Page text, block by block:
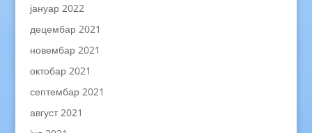
јануар 2022
децембар 2021
новембар 2021
октобар 2021
септембар 2021
август 2021